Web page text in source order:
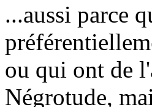
...aussi parce
ou qui ont de
Négrotude,